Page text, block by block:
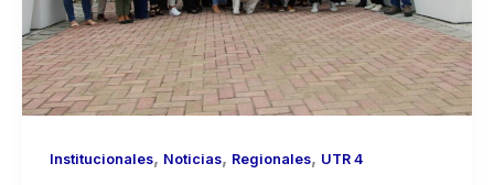
Institucionales, Noticias, Regionales, UTR 4